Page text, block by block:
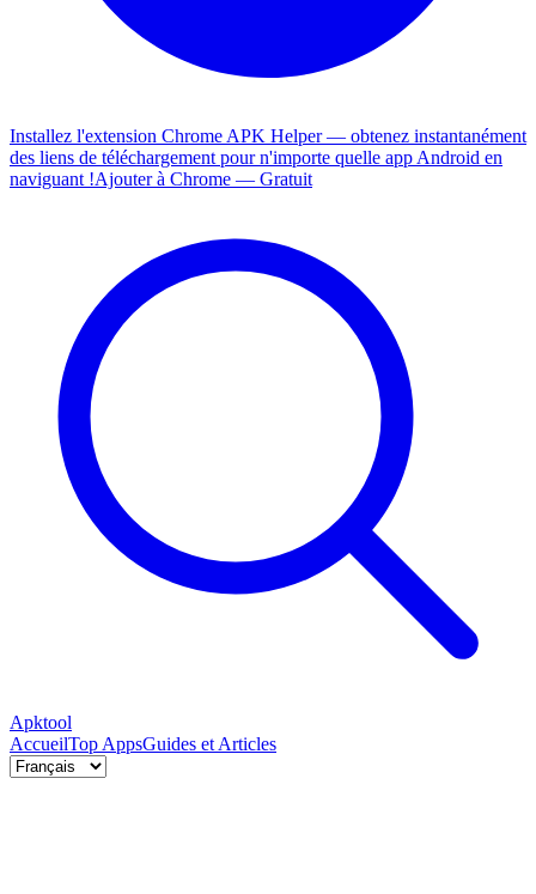
Installez l'extension Chrome APK Helper — obtenez instantanément
des liens de téléchargement pour n'importe quelle app Android en
naviguant !Ajouter à Chrome — Gratuit
Apktool
AccueilTop AppsGuides et Articles